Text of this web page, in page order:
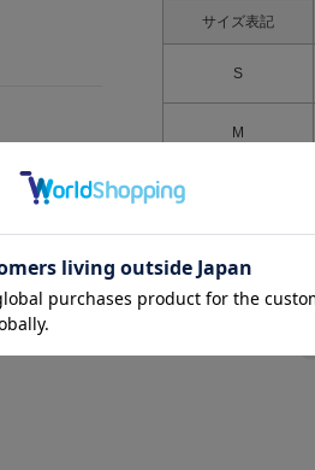
サイズ表記
S
M
> 返品について